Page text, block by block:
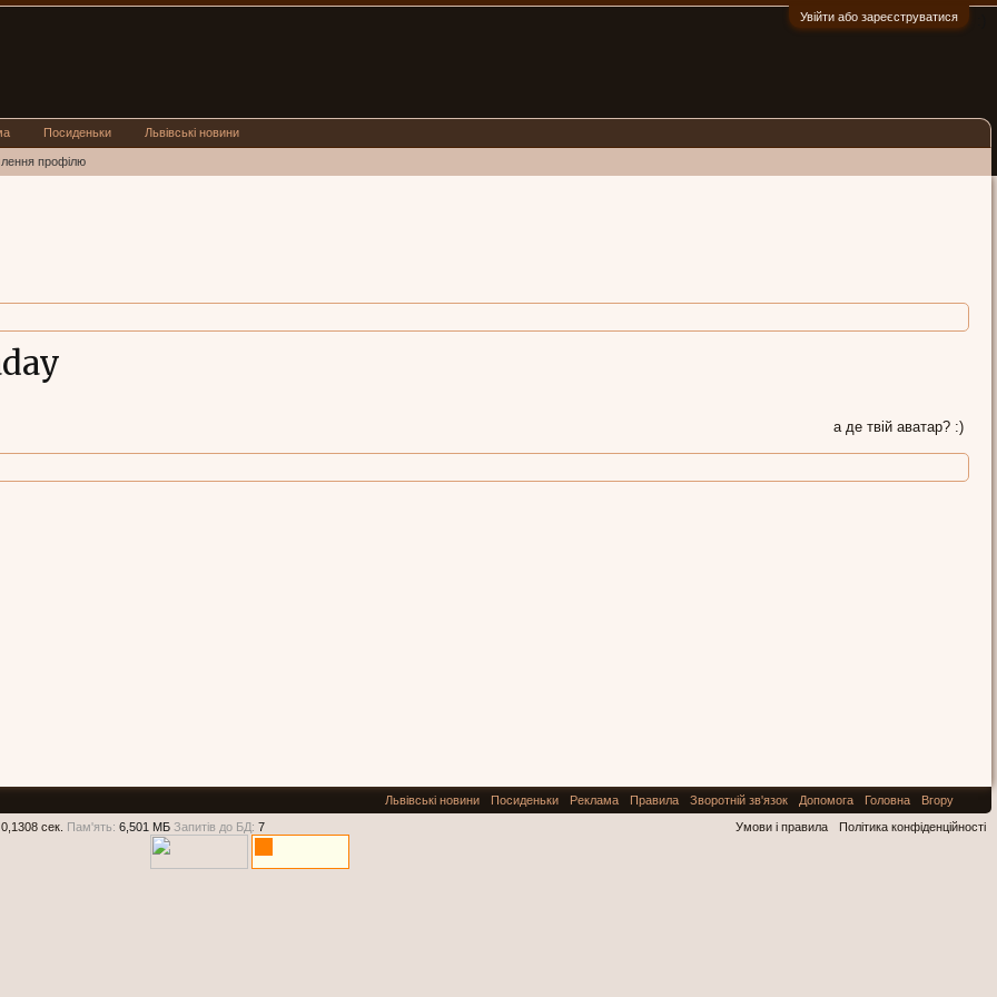
Увійти або зареєструватися
а де твій аватар? :)
профілю
Посиденьки Львівські новини
Львівські новини Посиденьки Реклама Правила Зворотній зв'язок Допомога Головна
Вгору
Умови і правила
Політика конфіденційності
0,1308 сек. Пам'ять: 6,501 МБ Запитів до БД: 7